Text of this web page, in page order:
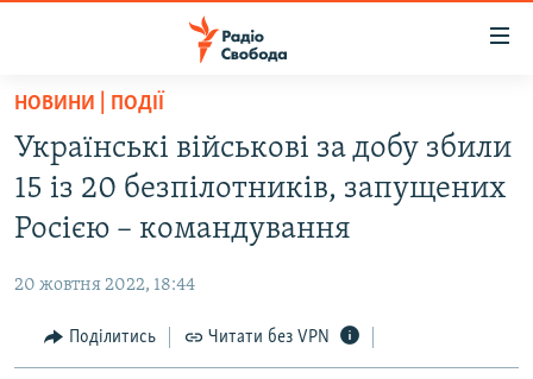
Перейти
основного
матеріалу
Перейти
до
основної
Перейти
до
ВСЕ ЗА ДОБУ
СТАТТІ
СУСПІЛЬСТВО
РОСІЙСЬКА «ФІЛЬТРАЦІЯ»
ДОНБАС.РЕАЛІЇ
НОВИНИ | ПОДІЇ
Українські військові за добу збили
15 із 20 безпілотників, запущених
Росією – командування
20 жовтня 2022, 18:44
Поділитись Читати без VPN